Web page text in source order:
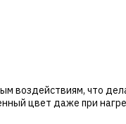
воздействиям, что
цвет даже при